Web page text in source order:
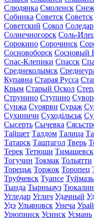
Слюдянка Смоленск
Собинка Советск Советск
Советский Сокол Соледар
Солнечногорск Соль-
Сорокино Сорочинск
Сосновоборск Сосновый
Спас-Клепики Спасск
Среднеколымск
Купавна Старая Русса
Крым Старый Оскол
Струнино Ступино
Сунжа Суоярви Сураж
Сухиничи Суходільськ
Сысерть Сычевка
Тайшет Талдом Талица
Татарск Таштагол Тверь
Терек Тетюши Тимашевск
Тогучин Токмак Тольятти
Торецьк Торжок Торопец
Трубчевск Туапсе
Тында Тырныауз
Угледар Углич Удачный
Удэ Ульяновск Унеча Урай
Урюпинск Усинск Усмань